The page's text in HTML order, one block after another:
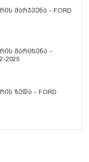
Მარჯვენა - FORD
Მარცხენა -
2025
Ზედა - FORD